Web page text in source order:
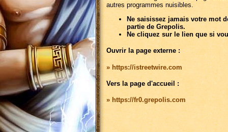
autres programmes nuisibles.
Ne saisissez jamais votre mot
partie de Grepolis.
Ne cliquez sur le lien que si
Ouvrir la page externe :
» https://istreetwire.com
Vers la page d'accueil :
» https://fr0.grepolis.com